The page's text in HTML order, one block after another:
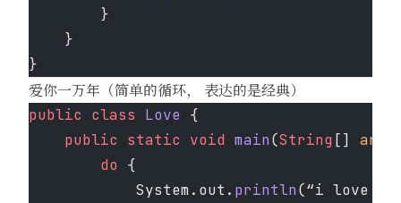
        }
    }
}
爱你一万年（简单的循环， 表达的是经典）
public class Love {
    public
static void main(String [] args
        do
{
            System.out.
println(“i love